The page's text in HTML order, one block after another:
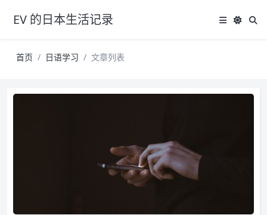
EV 的日本生活记录
首页 日语学习 文章列表